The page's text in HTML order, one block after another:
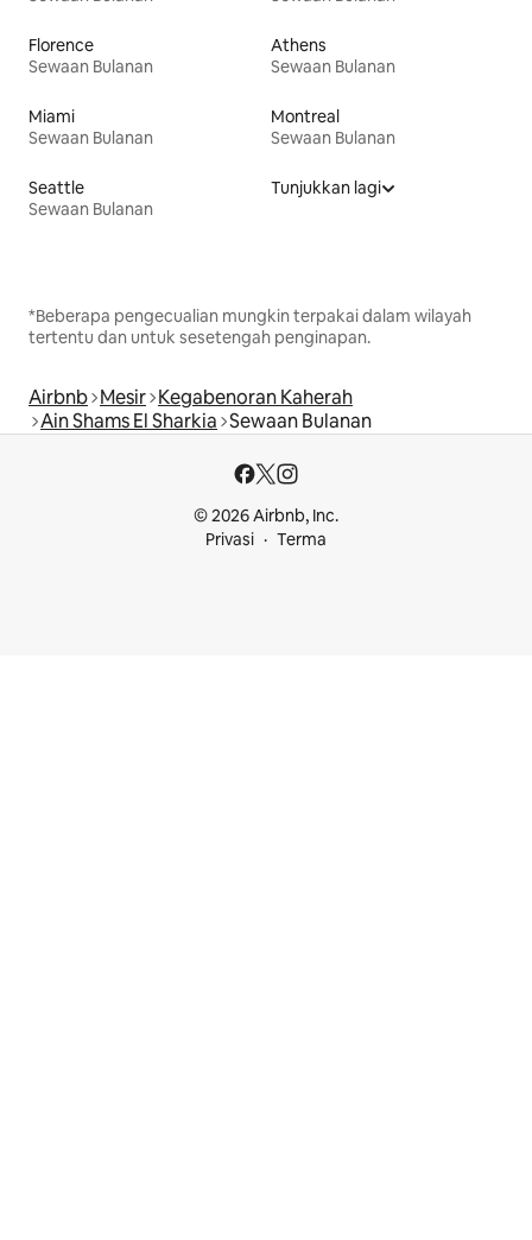
Florence
Sewaan Bulanan
Athens
Sewaan Bulanan
Miami
Sewaan Bulanan
Montreal
Sewaan Bulanan
Seattle
Sewaan Bulanan
Tunjukkan lagi
*Beberapa pengecualian mungkin terpakai dalam wilayah
tertentu dan untuk sesetengah penginapan.
Airbnb Mesir Kegabenoran Kaherah
Ain Shams El Sharkia Sewaan Bulanan
© 2026 Airbnb, Inc.
Privasi
Terma